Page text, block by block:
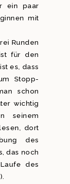
ein paar
mit
Runden
für den
es, dass
Stopp-
schon
wichtig
seinem
dort
des
das noch
des